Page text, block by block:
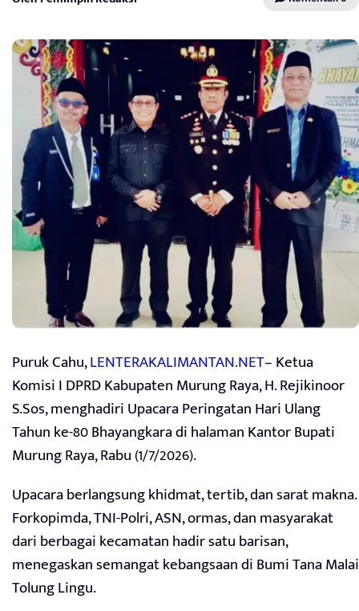
Puruk Cahu,LENTERAKALIMANTAN.NET– Ketua
Komisi I DPRD Kabupaten Murung Raya, H. Rejikinoor
S.Sos, menghadiri Upacara Peringatan Hari Ulang
Tahun ke-80 Bhayangkara di halaman Kantor Bupati
Murung Raya, Rabu (1/7/2026).
Upacara berlangsung khidmat, tertib, dan sarat makna.
Forkopimda, TNI-Polri, ASN, ormas, dan masyarakat
dari berbagai kecamatan hadir satu barisan,
menegaskan semangat kebangsaan di Bumi Tana Malai
Tolung Lingu.